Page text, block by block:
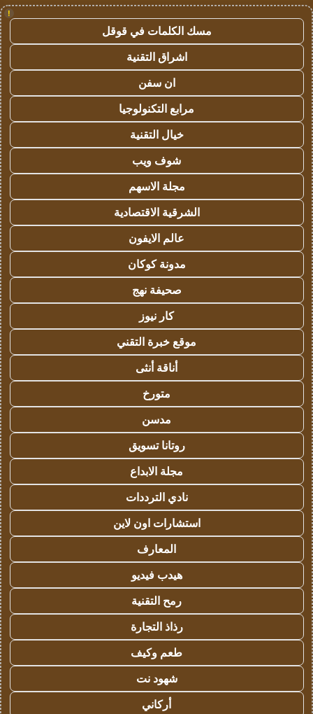
!
مسك الكلمات في قوقل
اشراق التقنية
ان سفن
مرابع التكنولوجيا
خيال التقنية
شوف ويب
مجلة الاسهم
الشرقية الاقتصادية
عالم الايفون
مدونة كوكان
صحيفة نهج
كار نيوز
موقع خبرة التقني
أناقة أنثى
متورخ
مدسن
روتانا تسويق
مجلة الابداع
نادي الترددات
استشارات اون لاين
المعارف
هيدب فيديو
رمح التقنية
رذاذ التجارة
طعم وكيف
شهود نت
أركاني